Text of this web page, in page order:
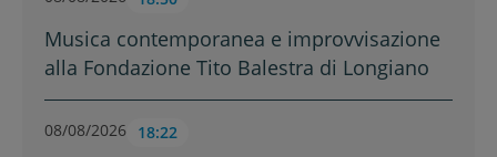
Musica contemporanea e improvvisazione
alla Fondazione Tito Balestra di Longiano
08/08/2026 18:22